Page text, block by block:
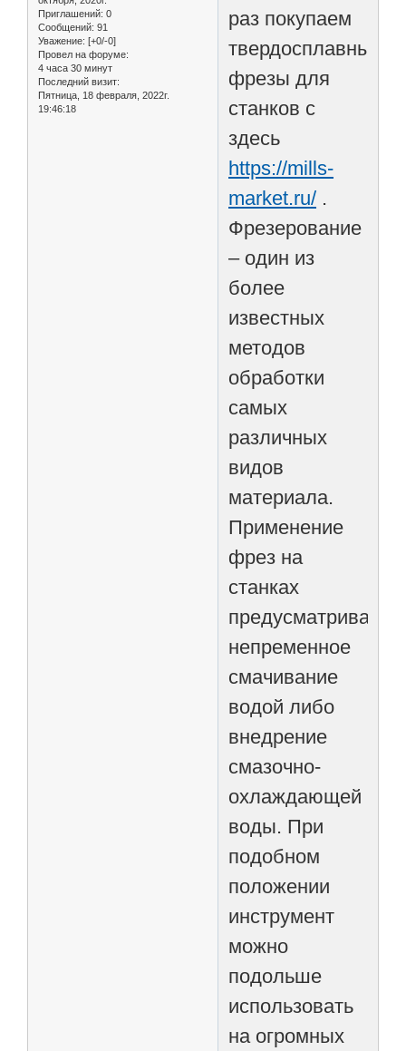
Приглашений: 0
Сообщений: 91
Уважение: [+0/-0]
Провел на форуме:
4 часа 30 минут
Последний визит:
Пятница, 18 февраля, 2022г.
19:46:18
раз покупаем
твердосплавные
фрезы для
станков с
здесь
https://mills-
market.ru/ .
Фрезерование
– один из
более
известных
методов
обработки
самых
различных
видов
материала.
Применение
фрез на
станках
предусматривает
непременное
смачивание
водой либо
внедрение
смазочно-
охлаждающей
воды. При
подобном
положении
инструмент
можно
подольше
использовать
на огромных